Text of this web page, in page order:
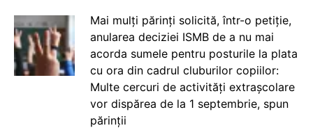
Mai mulți părinți solicită, într-o petiție,
anularea deciziei ISMB de a nu mai
acorda sumele pentru posturile la plata
cu ora din cadrul cluburilor copiilor:
Multe cercuri de activități extrașcolare
vor dispărea de la 1 septembrie, spun
părinții